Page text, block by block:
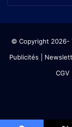
© Copyright
Publicités
CGV|